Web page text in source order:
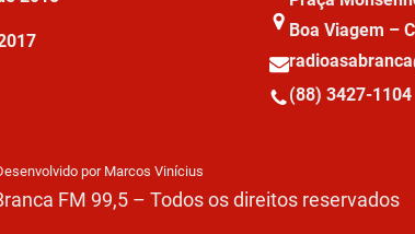
Boa Viagem –
(88) 3427-1104
por Marcos Vinícius
FM 99,5 – Todos os direitos reservados